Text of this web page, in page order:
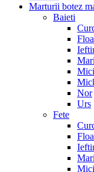
Marturii botez
Baieti
Mari
Mici
Nor
Urs
Fete
Mari
Mici